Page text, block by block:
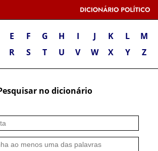
E F G H I J K L
M
R S T U V W X Y Z
no dicionário